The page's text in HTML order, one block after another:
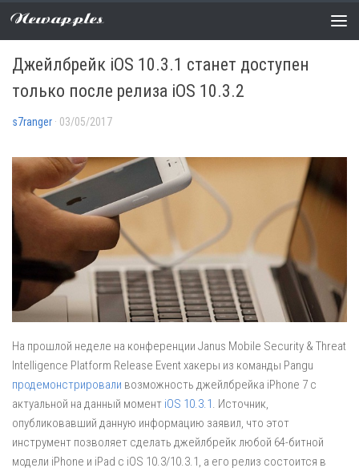
Newapples
НОВОСТИ 0 COMMENTS
Джейлбрейк iOS 10.3.1 станет доступен
только после релиза iOS 10.3.2
s7ranger · 03/05/2017
На прошлой неделе на конференции Janus Mobile Security & Threat
Intelligence Platform Release Event хакеры из команды Pangu
продемонстрировали возможность джейлбрейка iPhone 7 с
актуальной на данный момент iOS 10.3.1 . Источник,
опубликовавший данную информацию заявил, что этот
инструмент позволяет сделать джейлбрейк любой 64-битной
модели iPhone и iPad с iOS 10.3/10.3.1, а его релиз состоится в